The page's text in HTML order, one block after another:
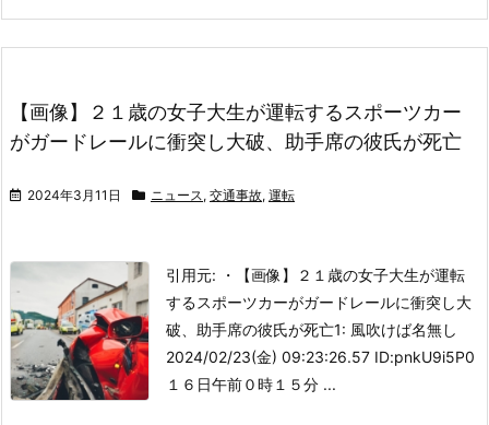
【画像】２１歳の女子大生が運転するスポーツカー
がガードレールに衝突し大破、助手席の彼氏が死亡
2024年3月11日 ニュース, 交通事故, 運転
引用元: ・【画像】２１歳の女子大生が運転
するスポーツカーがガードレールに衝突し大
破、助手席の彼氏が死亡1: 風吹けば名無し
2024/02/23(金) 09:23:26.57 ID:pnkU9i5P0
１６日午前０時１５分 ...